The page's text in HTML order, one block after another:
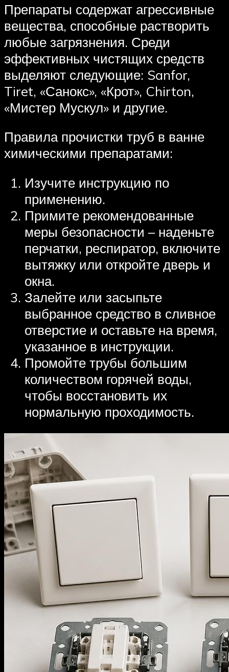
Препараты содержат агрессивные
вещества, способные растворить
любые загрязнения. Среди
эффективных чистящих средств
выделяют следующие: Sanfor,
Tiret, «Санокс», «Крот», Chirton,
«Мистер Мускул» и другие.
Правила прочистки труб в ванне
химическими препаратами:
Изучите инструкцию по
применению.
Примите рекомендованные
меры безопасности – наденьте
перчатки, респиратор, включите
вытяжку или откройте дверь и
окна.
Залейте или засыпьте
выбранное средство в сливное
отверстие и оставьте на время,
указанное в инструкции.
Промойте трубы большим
количеством горячей воды,
чтобы восстановить их
нормальную проходимость.